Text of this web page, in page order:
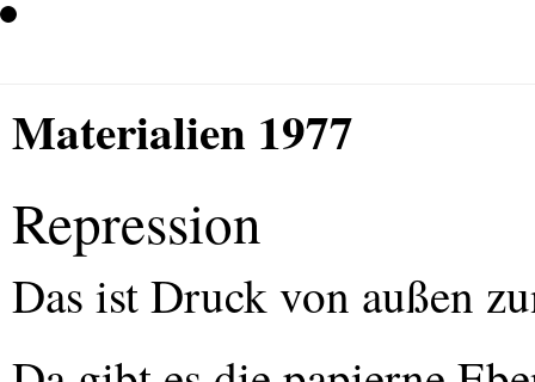
Materialien 1977
Repression
Das ist Druck von außen